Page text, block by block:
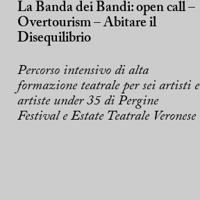
La Banda dei Bandi: open call –
Overtourism – Abitare il
Disequilibrio
Percorso intensivo di alta
formazione teatrale per sei artisti e
artiste under 35 di Pergine
Festival e Estate Teatrale Veronese